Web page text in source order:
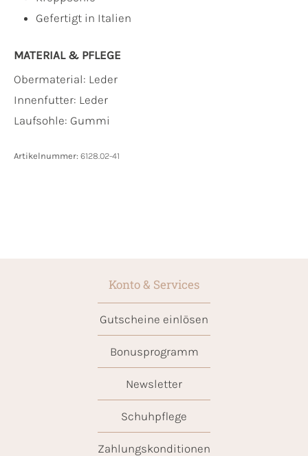
Gefertigt in Italien
MATERIAL & PFLEGE
Obermaterial: Leder
Innenfutter: Leder
Laufsohle: Gummi
Artikelnummer: 6128.02-41
Konto & Services
Gutscheine einlösen
Bonusprogramm
Newsletter
Schuhpflege
Zahlungskonditionen